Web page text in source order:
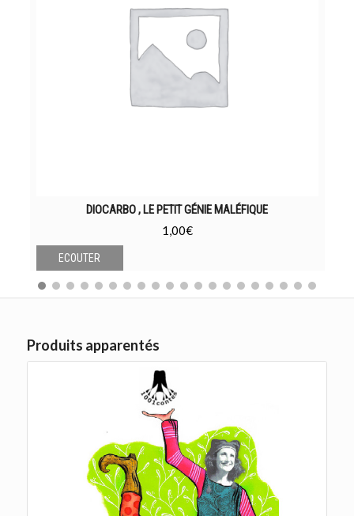
DIOCARBO , LE PETIT GÉNIE MALÉFIQUE
1,00€
ECOUTER
Produits apparentés